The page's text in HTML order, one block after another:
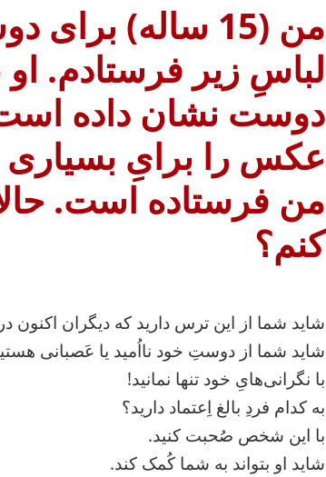
من (15 ساله)
لباسِ زیر فرستادم.
دوست نشان داده
عکس را برایِ
من فرستاده است. حالا
کنم؟
شاید شما از این ترس دارید که دیگران اکنون
شاید شما از دوستِ خود نااُمید یا عَصبانی
با نگرانی‌هایِ خود تنها نمانید!
به کدام فردِ بالغ اِعتماد دارید؟
با این شخص صُحبت کنید.
شاید او بتواند به شما کُمک کند.